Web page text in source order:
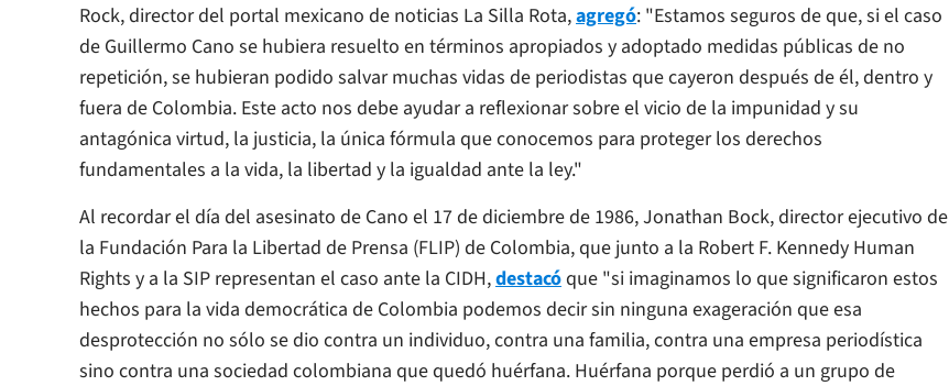
Rock, director del portal mexicano de noticias La Silla Rota,agregó: "Estamos seguros de que, si el caso
de Guillermo Cano se hubiera resuelto en términos apropiados y adoptado medidas públicas de no
repetición, se hubieran podido salvar muchas vidas de periodistas que cayeron después de él, dentro y
fuera de Colombia. Este acto nos debe ayudar a reflexionar sobre el vicio de la impunidad y su
antagónica virtud, la justicia, la única fórmula que conocemos para proteger los derechos
fundamentales a la vida, la libertad y la igualdad ante la ley."
Al recordar el día del asesinato de Cano el 17 de diciembre de 1986, Jonathan Bock, director ejecutivo de
la Fundación Para la Libertad de Prensa (FLIP) de Colombia, que junto a la Robert F. Kennedy Human
Rights y a la SIP representan el caso ante la CIDH,destacóque "si imaginamos lo que significaron estos
hechos para la vida democrática de Colombia podemos decir sin ninguna exageración que esa
desprotección no sólo se dio contra un individuo, contra una familia, contra una empresa periodística
sino contra una sociedad colombiana que quedó huérfana. Huérfana porque perdió a un grupo de